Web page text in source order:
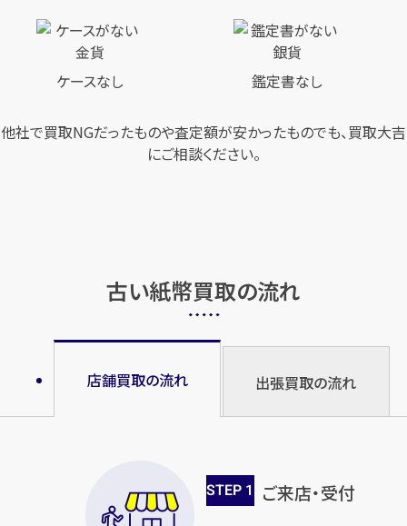
ケースなし 鑑定書なし
他社で買取NGだったものや査定額が安かったものでも、買取大吉
にご相談ください。
古い紙幣買取の流れ
店舗買取の流れ 出張買取の流れ
STEP 1 ご来店・受付